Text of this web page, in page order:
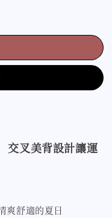
交叉美背設計讓運
爽舒適的夏日